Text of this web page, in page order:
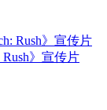
Rush》宣传片